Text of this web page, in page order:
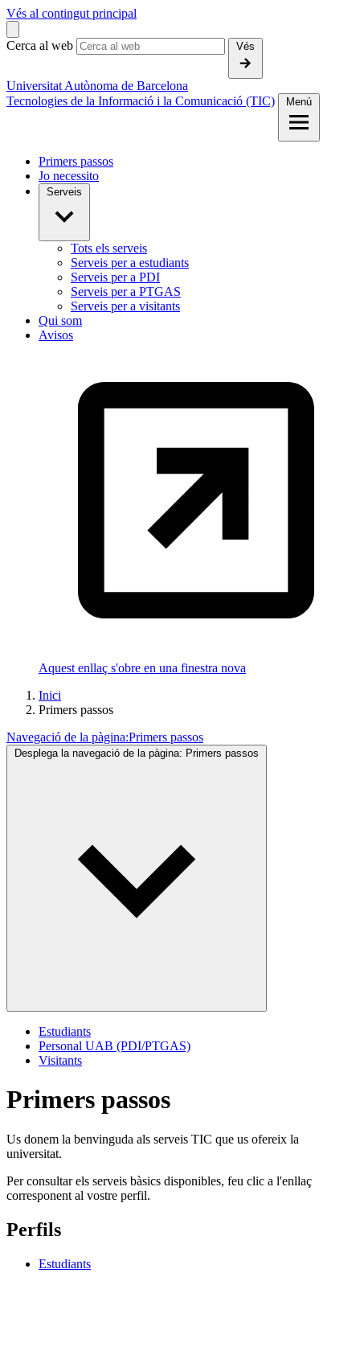
Vés al contingut principal
Cerca al web Vés
Universitat Autònoma de Barcelona
Tecnologies de la Informació i la Comunicació (TIC)
Menú
Primers passos
Jo necessito
Serveis
Tots els serveis
Serveis per a estudiants
Serveis per a PDI
Serveis per a PTGAS
Serveis per a visitants
Qui som
Avisos
Aquest enllaç s'obre en una finestra nova
Inici
Primers passos
Navegació de la pàgina:Primers passos
Desplega la navegació de la pàgina: Primers passos
Estudiants
Personal UAB (PDI/PTGAS)
Visitants
Primers passos
Us donem la benvinguda als serveis TIC que us ofereix la
universitat.
Per consultar els serveis bàsics disponibles, feu clic a l'enllaç
corresponent al vostre perfil.
Perfils
Estudiants